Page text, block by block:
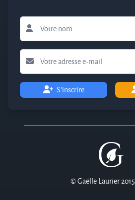
S'inscrire
© Gaëlle Laurier